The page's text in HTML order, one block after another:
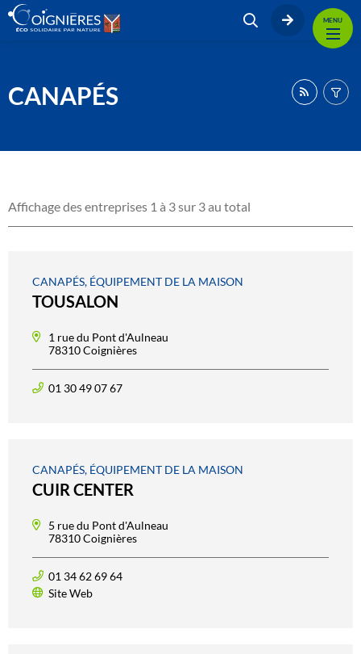
MENU
CANAPÉS
Affichage des entreprises 1 à 3 sur 3 au total
CANAPÉS, ÉQUIPEMENT DE LA MAISON
TOUSALON
1 rue du Pont d'Aulneau
78310 Coignières
01 30 49 07 67
CANAPÉS, ÉQUIPEMENT DE LA MAISON
CUIR CENTER
5 rue du Pont d'Aulneau
78310 Coignières
01 34 62 69 64
Site Web